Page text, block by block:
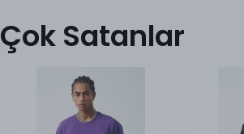
Çok Satanlar